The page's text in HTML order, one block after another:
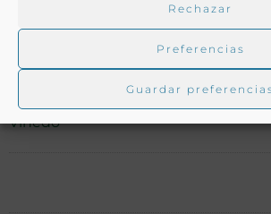
Rechazar
Preferencias
Guardar
Enología y Viticultura
Ver más libros con las palabras
Mildiu, Oidium, Plagas,
Viñedo